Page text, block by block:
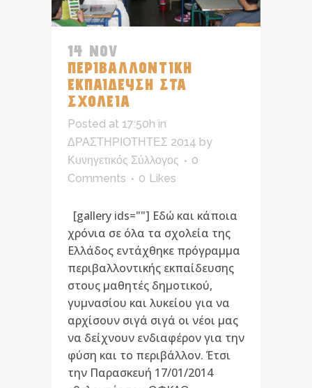
14 NOV
ΠΕΡΙΒΑΛΛΟΝΤΙΚΗ
ΕΚΠΑΙΔΕΥΣΗ ΣΤΑ
ΣΧΟΛΕΙΑ
Posted at 17:50h in
ΔΡΑΣΤΗΡΙΟΤΗΤΕΣ 2014 by
Κυνηγετικός Σύλλογος
0
Comments
0 Likes
[gallery ids=""] Εδώ και κάποια
χρόνια σε όλα τα σχολεία της
Ελλάδος εντάχθηκε πρόγραμμα
περιβαλλοντικής εκπαίδευσης
στους μαθητές δημοτικού,
γυμνασίου και λυκείου για να
αρχίσουν σιγά σιγά οι νέοι μας
να δείχνουν ενδιαφέρον για την
φύση και το περιβάλλον. Έτσι
την Παρασκευή 17/01/2014